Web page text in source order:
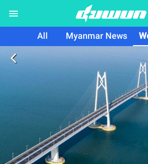
All Myanmar News
arrow_back_ios